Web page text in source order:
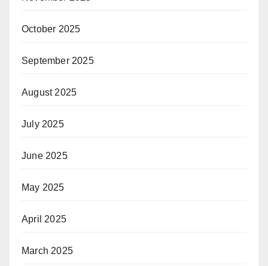
October 2025
September 2025
August 2025
July 2025
June 2025
May 2025
April 2025
March 2025